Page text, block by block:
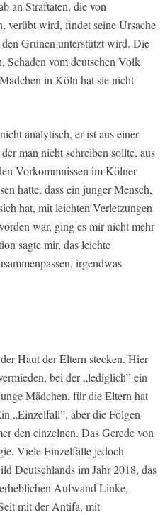
an Straftaten, die von
verübt wird, findet seine Ursache
Grünen unterstützt wird. Die
Schaden vom deutschen Volk
in Köln hat sie nicht
analytisch, er ist aus einer
man nicht schreiben sollte, aus
Vorkommnissen im Kölner
hatte, dass ein junger Mensch,
hat, mit leichten Verletzungen
war, ging es mir nicht mehr
sagte mir, das leichte
irgendwas
Haut der Eltern stecken. Hier
bei der „lediglich” ein
Mädchen, für die Eltern hat
„Einzelfall”, aber die Folgen
den einzelnen. Das Gerede von
Viele Einzelfälle jedoch
Deutschlands im Jahr 2018, das
Aufwand Linke,
mit der Antifa, mit